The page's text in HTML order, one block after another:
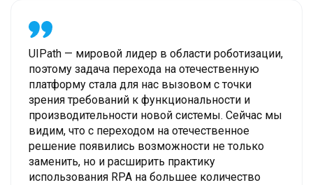
UIPath — мировой лидер в области роботизации,
поэтому задача перехода на отечественную
платформу стала для нас вызовом с точки
зрения требований к функциональности и
производительности новой системы. Сейчас мы
видим, что с переходом на отечественное
решение появились возможности не только
заменить, но и расширить практику
использования RPA на большее количество